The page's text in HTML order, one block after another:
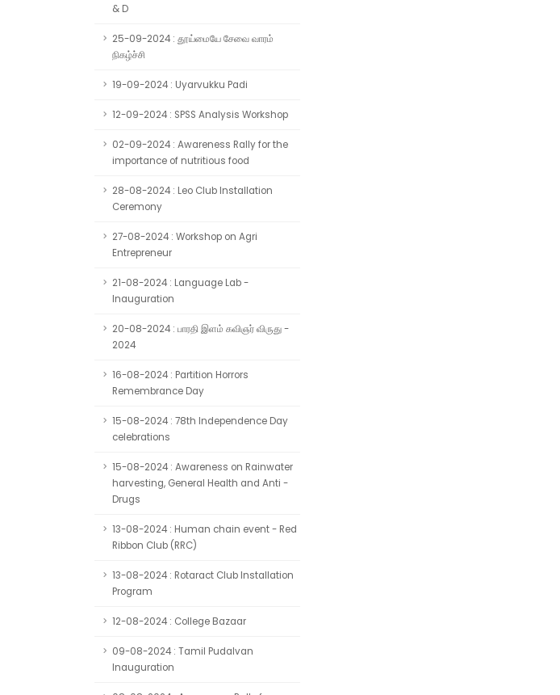
& D
25-09-2024 : தூய்மையே சேவை வாரம்
நிகழ்ச்சி
19-09-2024 : Uyarvukku Padi
12-09-2024 : SPSS Analysis Workshop
02-09-2024 : Awareness Rally for the
importance of nutritious food
28-08-2024 : Leo Club Installation
Ceremony
27-08-2024 : Workshop on Agri
Entrepreneur
21-08-2024 : Language Lab -
Inauguration
20-08-2024 : பாரதி இளம் கவிஞர் விருது -
2024
16-08-2024 : Partition Horrors
Remembrance Day
15-08-2024 : 78th Independence Day
celebrations
15-08-2024 : Awareness on Rainwater
harvesting, General Health and Anti -
Drugs
13-08-2024 : Human chain event - Red
Ribbon Club (RRC)
13-08-2024 : Rotaract Club Installation
Program
12-08-2024 : College Bazaar
09-08-2024 : Tamil Pudalvan
Inauguration